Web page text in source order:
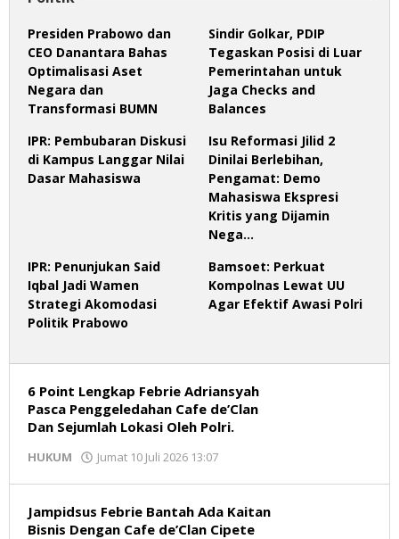
Presiden Prabowo dan
CEO Danantara Bahas
Optimalisasi Aset
Negara dan
Transformasi BUMN
Sindir Golkar, PDIP
Tegaskan Posisi di Luar
Pemerintahan untuk
Jaga Checks and
Balances
IPR: Pembubaran Diskusi
di Kampus Langgar Nilai
Dasar Mahasiswa
Isu Reformasi Jilid 2
Dinilai Berlebihan,
Pengamat: Demo
Mahasiswa Ekspresi
Kritis yang Dijamin
Nega…
IPR: Penunjukan Said
Iqbal Jadi Wamen
Strategi Akomodasi
Politik Prabowo
Bamsoet: Perkuat
Kompolnas Lewat UU
Agar Efektif Awasi Polri
6 Point Lengkap Febrie Adriansyah
Pasca Penggeledahan Cafe de’Clan
Dan Sejumlah Lokasi Oleh Polri.
HUKUM Jumat 10 Juli 2026 13:07
Jampidsus Febrie Bantah Ada Kaitan
Bisnis Dengan Cafe de’Clan Cipete